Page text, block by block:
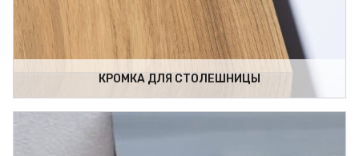
КРОМКА ДЛЯ СТОЛЕШНИЦЫ